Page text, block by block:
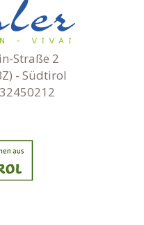
Straße 2
- Südtirol